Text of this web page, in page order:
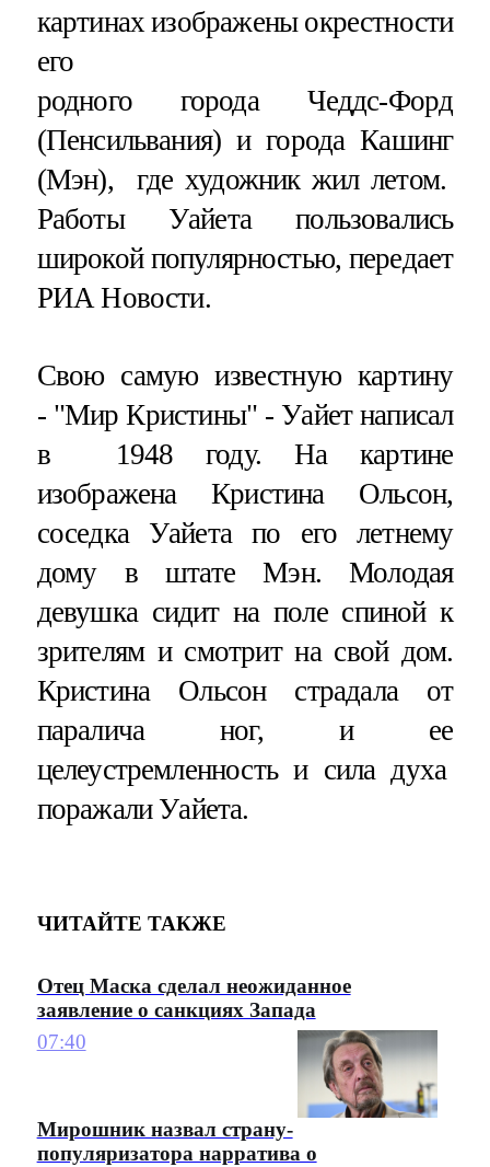
картинах изображены окрестности
его
родного города Чеддс-Форд
(Пенсильвания) и города Кашинг
(Мэн), где художник жил летом.
Работы Уайета пользовались
широкой популярностью, передает
РИА Новости.
Свою самую известную картину
- "Мир Кристины" - Уайет написал
в 1948 году. На картине
изображена Кристина Ольсон,
соседка Уайета по его летнему
дому в штате Мэн. Молодая
девушка сидит на поле спиной к
зрителям и смотрит на свой дом.
Кристина Ольсон страдала от
паралича ног, и ее
целеустремленность и сила духа
поражали Уайета.
ЧИТАЙТЕ ТАКЖЕ
Отец Маска сделал неожиданное
заявление о санкциях Запада
07:40
Мирошник назвал страну-
популяризатора нарратива о